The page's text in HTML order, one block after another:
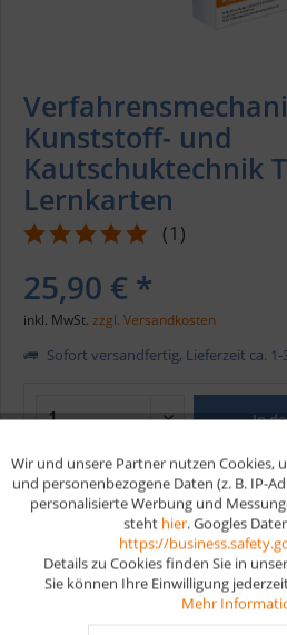
Kunststoff- und
Kautschuktechnik
Lernkarten
(1 )
25,90 € *
inkl. MwSt. zzgl. Versandkosten
Sofort versandfertig, Lieferzeit ca.
In
Merken
205T1
EAN
Funktionale
Wir und unsere Partner nutzen Cookies,
und personenbezogene Daten (z. B. IP-
personalisierte Werbung und
steht hier. Googles
https://
Details zu Cookies finden Sie in
Sie können Ihre Einwilligung
Mehr